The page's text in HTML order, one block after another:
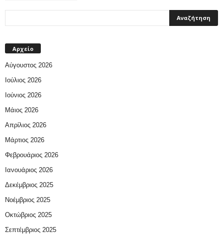
Αρχείο
Αύγουστος 2026
Ιούλιος 2026
Ιούνιος 2026
Μάιος 2026
Απρίλιος 2026
Μάρτιος 2026
Φεβρουάριος 2026
Ιανουάριος 2026
Δεκέμβριος 2025
Νοέμβριος 2025
Οκτώβριος 2025
Σεπτέμβριος 2025